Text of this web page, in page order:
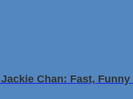
Chan: Fast, Funny